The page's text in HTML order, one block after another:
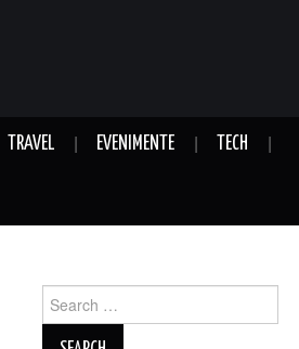
TRAVEL EVENIMENTE TECH
for: